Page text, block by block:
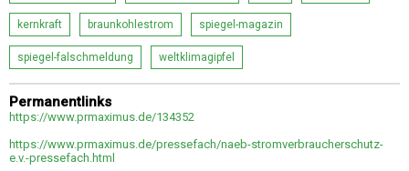
kernkraft braunkohlestrom spiegel-magazin
spiegel-falschmeldung weltklimagipfel
Permanentlinks
https://www.prmaximus.de/134352
https://www.prmaximus.de/pressefach/naeb-stromverbraucherschutz-
e.v.-pressefach.html